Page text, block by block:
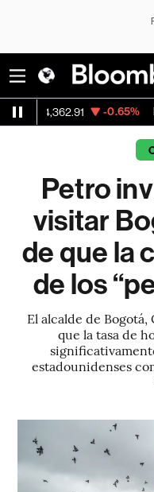
-0.65% ETH/USD
Petro
visitar
de que la
de los
El alcalde de
que la tasa de
estadounidenses